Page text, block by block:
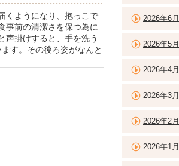
くようになり、抱っこで
事前の清潔さを保つ為に
掛けすると、手を洗う
す。その後ろ姿がなんと
2026年6
2026年5
2026年4
2026年3
2026年2
2026年1